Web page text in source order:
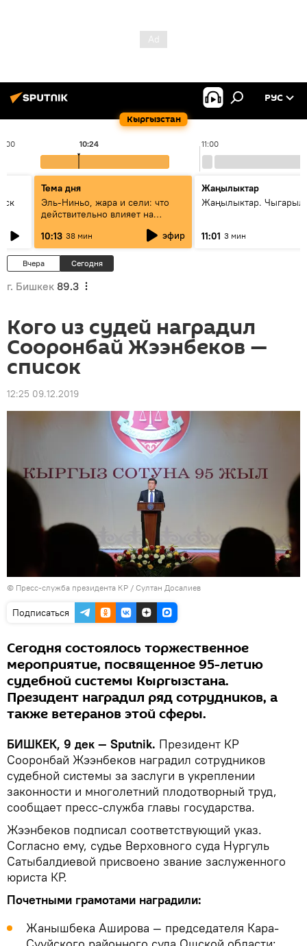
Кыргызстан
РУС
11:00
10:24
Тема дня
Эль-Ниньо, жара и сели: что
действительно влияет на
10:13 38 мин эфир
Жаңылыктар
Жаңылыктар.
11:01 3 мин
Вчера Сегодня
г. Бишкек 89.3
Кого из судей наградил
Сооронбай Жээнбеков —
список
12:25 09.12.2019
© Пресс-служба президента КР / Султан Досалиев
Подписаться
Сегодня состоялось торжественное
мероприятие, посвященное 95-летию
судебной системы Кыргызстана.
Президент наградил ряд сотрудников, а
также ветеранов этой сферы.
БИШКЕК, 9 дек — Sputnik. Президент КР
Сооронбай Жээнбеков наградил сотрудников
судебной системы за заслуги в укреплении
законности и многолетний плодотворный труд,
сообщает пресс-служба главы государства.
Жээнбеков подписал соответствующий указ.
Согласно ему, судье Верховного суда Нургуль
Сатыбалдиевой присвоено звание заслуженного
юриста КР.
Почетными грамотами наградили:
Жанышбека Аширова — председателя Кара-